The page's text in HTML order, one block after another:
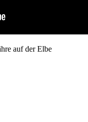
auf der Elbe